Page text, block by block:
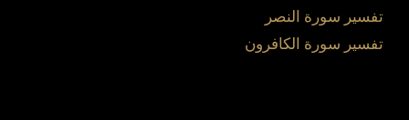
تفسير سورة النصر
تفسير سورة الكافرون